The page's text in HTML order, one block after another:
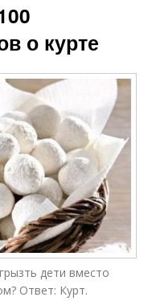
о курте
дети вместо
Ответ: Курт.